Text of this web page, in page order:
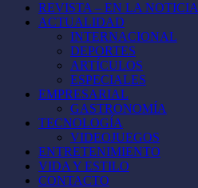
REVISTA – EN LA NOTICIA
ACTUALIDAD
INTERNACIONAL
DEPORTES
ARTÍCULOS
ESPECIALES
EMPRESARIAL
GASTRONOMÍA
TECNOLOGÍA
VIDEOJUEGOS
ENTRETENIMIENTO
VIDA Y ESTILO
CONTACTO